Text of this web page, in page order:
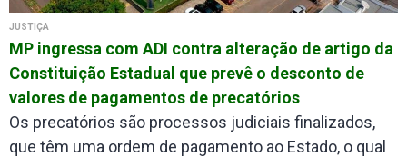
JUSTIÇA
MP ingressa com ADI contra alteração de artigo da
Constituição Estadual que prevê o desconto de
valores de pagamentos de precatórios
Os precatórios são processos judiciais finalizados,
que têm uma ordem de pagamento ao Estado, o qual